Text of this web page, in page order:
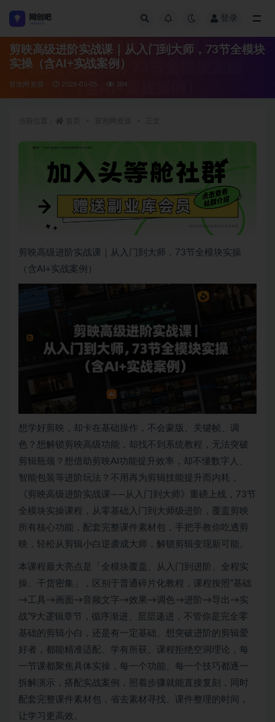
登录
剪映高级进阶实战课｜从入门到大师，73节全模块
实操（含AI+实战案例）
冒泡网资源 2026-05-05 384
剪映高级进阶实战课｜从入门到大师，73节全模块实操
（含AI+实战案例）
想学好剪映，却卡在基础操作，不会蒙版、关键帧、调
色？想解锁剪映高级功能，却找不到系统教程，无法突破
剪辑瓶颈？想借助剪映AI功能提升效率，却不懂数字人、
智能包装等进阶玩法？不用再为剪辑技能提升而内耗，
《剪映高级进阶实战课——从入门到大师》重磅上线，73节
全模块实操课程，从零基础入门到大师级进阶，覆盖剪映
所有核心功能，配套完整课件素材包，手把手教你吃透剪
映，轻松从剪辑小白逆袭成大师，解锁剪辑变现新可能。
本课程最大亮点是「全模块覆盖、从入门到进阶、全程实
操、干货密集」，区别于普通碎片化教程，课程按照“基础
→工具→画面→音频文字→效果→调色→进阶→导出→实
战”9大逻辑章节，循序渐进、层层递进，不管你是完全零
基础的剪辑小白，还是有一定基础、想突破进阶的剪辑爱
好者，都能精准适配、学有所获。课程拒绝空洞理论，每
一节课都聚焦具体实操，每一个功能、每一个技巧都逐一
拆解演示，搭配实战案例，照着步骤就能直接复刻，同时
配套完整课件素材包，省去素材寻找、课件整理的时间，
让学习更高效。